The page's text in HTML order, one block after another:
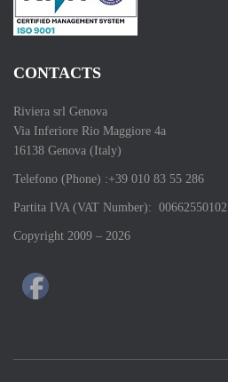
CONTACTS
Riviera srl Genova
Via Inferiore Rio Maggiore 4a
16138 Genova (Italy)
Telefono (Phone) :+39 010 83 55 286
Partita IVA (VAT Number): 00662550102
Copyright 2009 – 2026